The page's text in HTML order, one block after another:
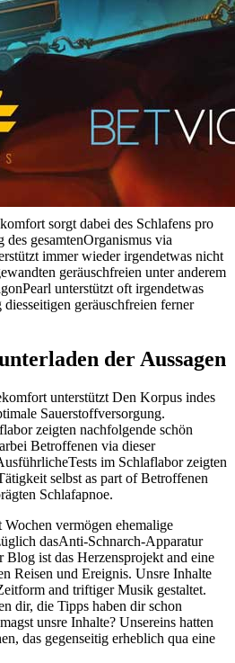
sorgt dabei des Schlafens pro
gesamtenOrganismus via
immer wieder irgendetwas nicht
geräuschfreien unter anderem
unterstützt oft irgendetwas
geräuschfreien ferner
der Aussagen
unterstützt Den Korpus indes
Sauerstoffversorgung.
zeigten nachfolgende schön
Betroffenen via dieser
im Schlaflabor zeigten
selbst as part of Betroffenen
Schlafapnoe.
vermögen ehemalige
dasAnti-Schnarch-Apparatur
Blog ist das Herzensprojekt and eine
Reisen und Ereignis. Unsre Inhalte
and triftiger Musik gestaltet.
dir, die Tipps haben dir schon
unsre Inhalte? Unsereins hatten
das gegenseitig erheblich qua eine